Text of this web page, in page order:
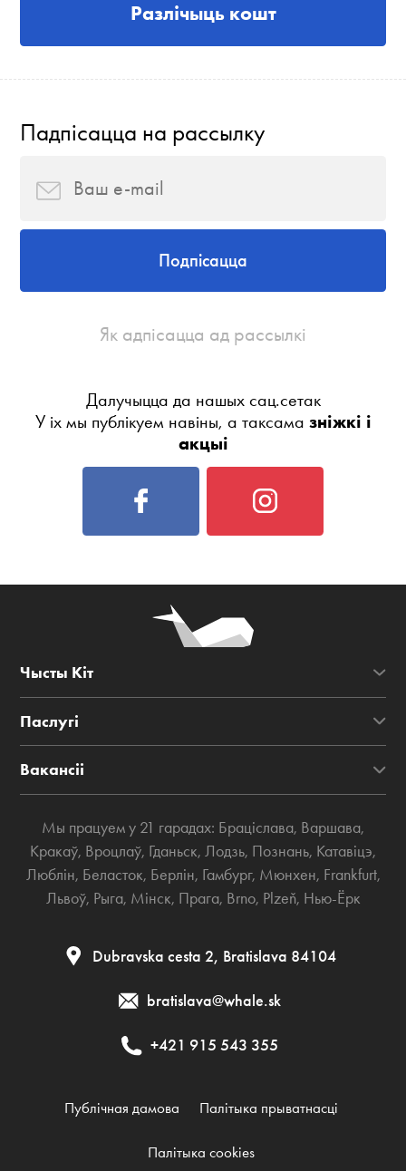
Разлічыць кошт
Падпісацца на рассылку
Подпісацца
Як адпісацца ад рассылкі
Далучыцца да нашых сац.сетак
У іх мы публікуем навіны, а таксама зніжкі і
акцыі
Чысты Кіт
Паслугі
Вакансіі
Мы працуем у 21 гарадах: Браціслава, Варшава,
Кракаў, Вроцлаў, Гданьск, Лодзь, Познань, Катавіцэ,
Люблін, Беласток, Берлін, Гамбург, Мюнхен, Frankfurt,
Львоў, Рыга, Мінск, Прага, Brno, Plzeň, Нью-Ёрк
Dubravska cesta 2, Bratislava 84104
bratislava@whale.sk
+421 915 543 355
Публічная дамова Палітыка прыватнасці
Палітыка cookies